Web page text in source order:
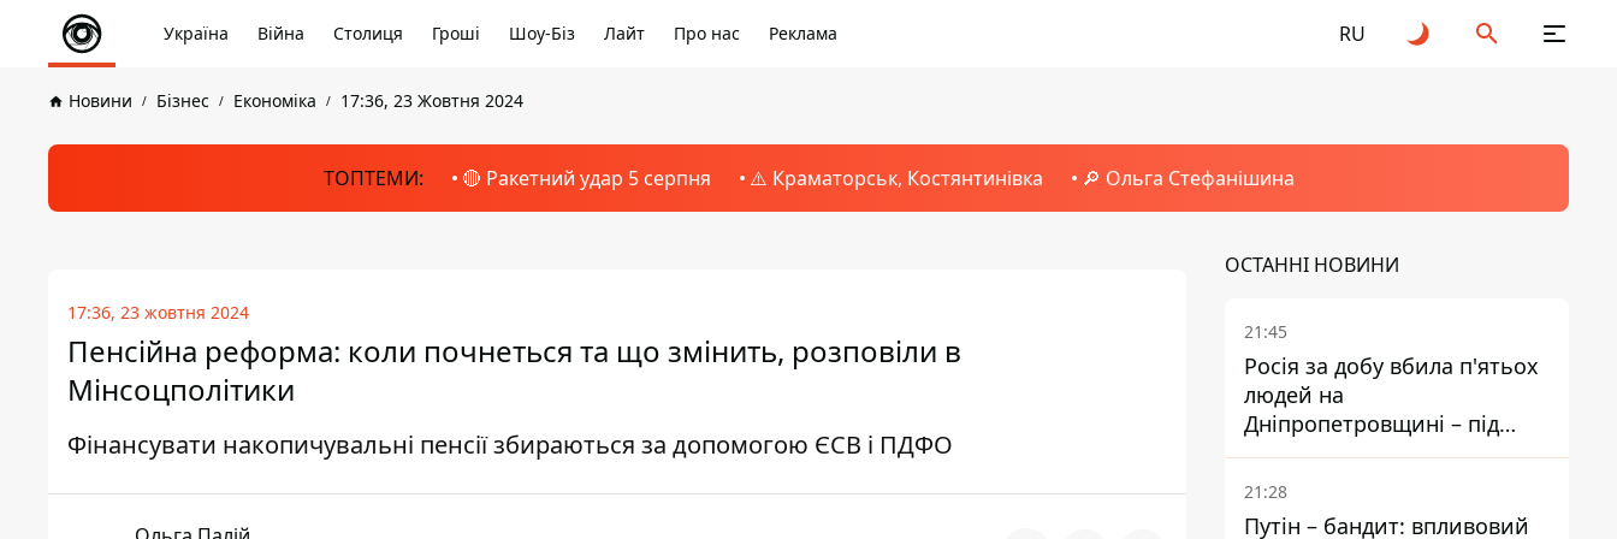
Україна Війна Столиця Гроші Шоу-Біз Лайт Про нас Реклама RU
Новини Бізнес Економіка 17:36, 23 Жовтня 2024
ТОПТЕМИ: 🔴 Ракетний удар 5 серпня ⚠️ Краматорськ, Костянтинівка 🔎 Ольга Стефанішина
17:36, 23 жовтня 2024
Пенсійна реформа: коли почнеться та що змінить, розповіли в
Мінсоцполітики
Фінансувати накопичувальні пенсії збираються за допомогою ЄСВ і ПДФО
ОСТАННІ НОВИНИ
21:45
Росія за добу вбила п'ятьох
людей на
Дніпропетровщині – під
ударами опинилися п'ять
районів області
21:28
Путін – бандит: впливовий